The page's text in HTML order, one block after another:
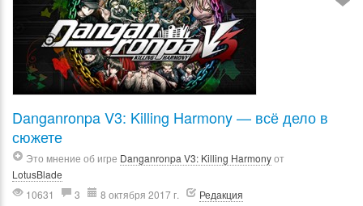
Danganronpa V3: Killing Harmony — всё дело в
сюжете
Это мнение об игре Danganronpa V3: Killing Harmonyот
LotusBlade
10631
3 8 октября 2017 г. Редакция